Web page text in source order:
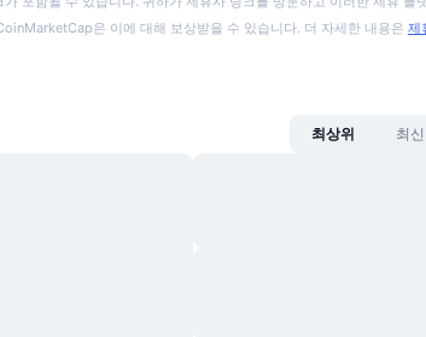
은 이에 대해 보상받을 수 있습니다. 더 자세한 내용은 제
최상위 최신